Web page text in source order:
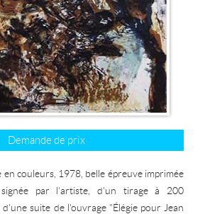
Demande de prix
couleurs, 1978, belle épreuve imprimée
par l'artiste, d'un tirage à 200
suite de l'ouvrage "Élégie pour Jean